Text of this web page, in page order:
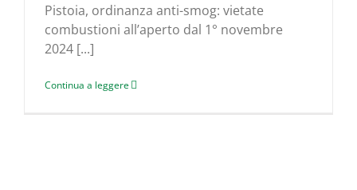
Pistoia, ordinanza anti-smog: vietate
combustioni all’aperto dal 1° novembre
2024 [...]
Continua a leggere